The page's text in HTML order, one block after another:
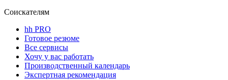
Соискателям
hh PRO
Готовое резюме
Все сервисы
Хочу у вас работать
Производственный календарь
Экспертная рекомендация